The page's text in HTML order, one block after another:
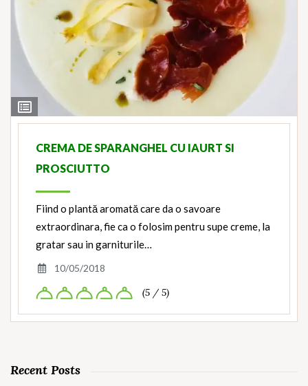
View
Ingredients
CREMA DE SPARANGHEL CU IAURT SI
PROSCIUTTO
Fiind o plantă aromată care da o savoare
extraordinara, fie ca o folosim pentru supe creme, la
gratar sau in garniturile…
10/05/2018
(5 / 5)
Recent Posts